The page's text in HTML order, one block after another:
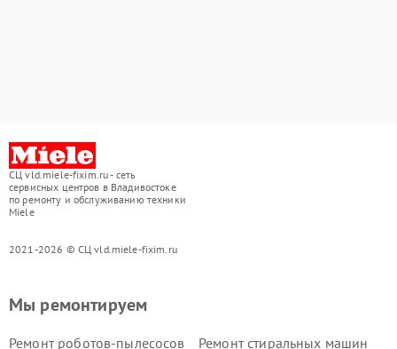
СЦ vld.miele-fixim.ru - сеть
сервисных центров в Владивостоке
по ремонту и обслуживанию техники
Miele
2021-2026 © СЦ vld.miele-fixim.ru
Мы ремонтируем
Ремонт роботов-пылесосов
Ремонт стиральных машин